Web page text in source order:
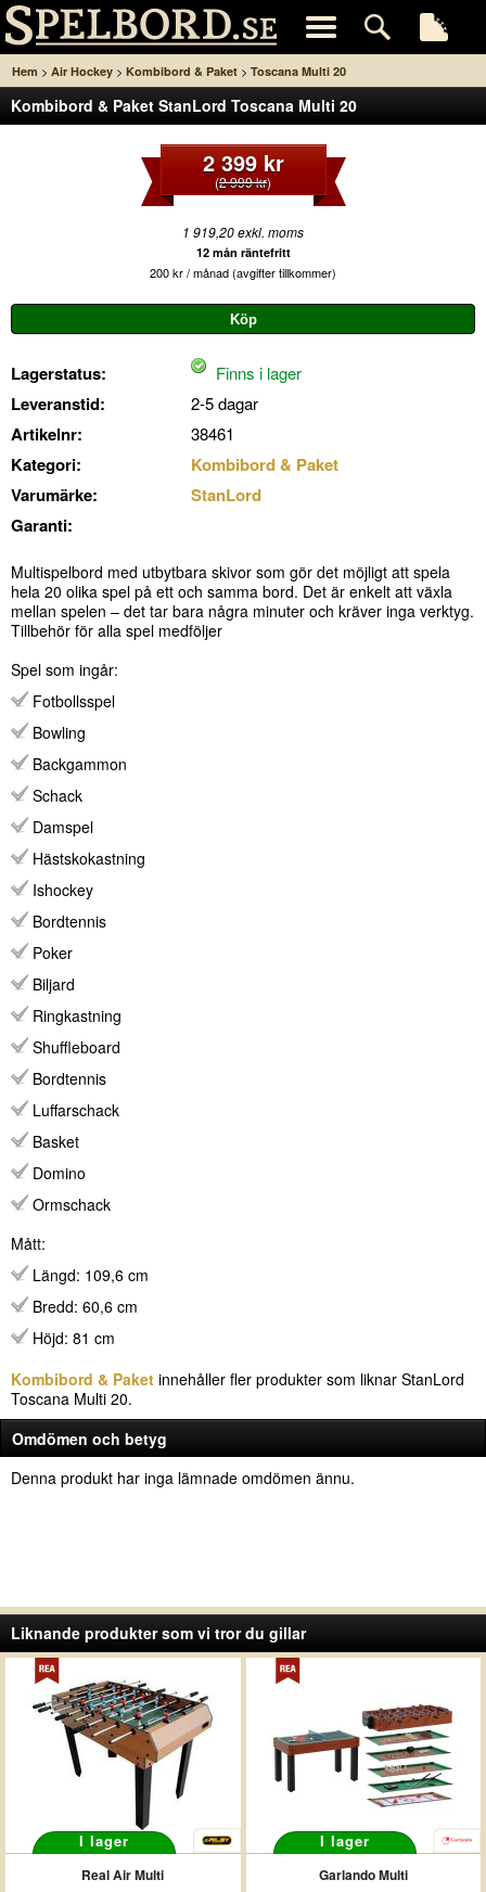
Hem > Air Hockey > Kombibord & Paket > Toscana Multi 20
Kombibord & Paket StanLord Toscana Multi 20
2 399 kr
(2 999 kr)
1 919,20 exkl. moms
12 mån räntefritt
200 kr / månad (avgifter tillkommer)
Lagerstatus: Finns i lager
Leveranstid: 2-5 dagar
Artikelnr: 38461
Kategori:
Kombibord & Paket
Varumärke:
StanLord
Garanti:
Multispelbord med utbytbara skivor som gör det möjligt att spela
hela 20 olika spel på ett och samma bord. Det är enkelt att växla
mellan spelen – det tar bara några minuter och kräver inga verktyg.
Tillbehör för alla spel medföljer
Spel som ingår:
Fotbollsspel
Bowling
Backgammon
Schack
Damspel
Hästskokastning
Ishockey
Bordtennis
Poker
Biljard
Ringkastning
Shuffleboard
Bordtennis
Luffarschack
Basket
Domino
Ormschack
Mått:
Längd: 109,6 cm
Bredd: 60,6 cm
Höjd: 81 cm
Kombibord & Paket innehåller fler produkter som liknar StanLord
Toscana Multi 20.
Omdömen och betyg
Denna produkt har inga lämnade omdömen ännu.
Liknande produkter som vi tror du gillar
I lager
Real Air Multi
I lager
Garlando Multi